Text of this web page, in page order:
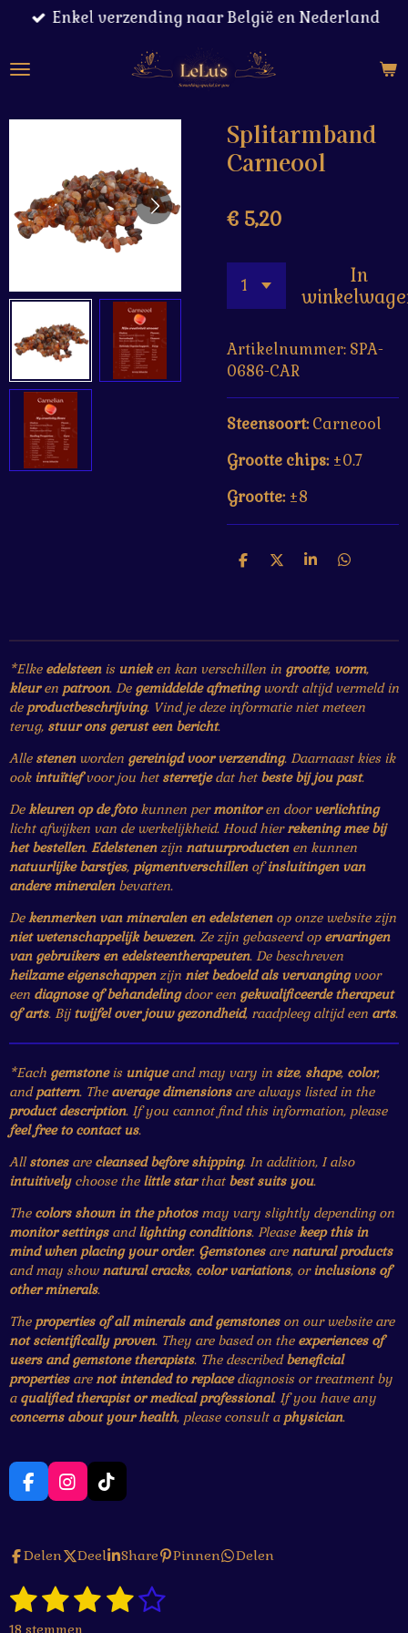
naar
Enkel verzending naar België en Nederland
Splitarmband
Carneool
€ 5,20
In
Artikelnummer: SPA-
0686-CAR
Steensoort:Carneool
Grootte chips: ±0.7
Grootte: ±8
D
D
S
D
*Elke edelsteenis unieken kan verschillen in grootte, vorm,
kleuren patroon. De gemiddelde afmetingwordt altijd vermeld in
de productbeschrijving. Vind je deze informatie niet meteen
terug, stuur ons gerust een bericht.
Alle stenenworden gereinigd voor verzending. Daarnaast kies ik
ook intuïtiefvoor jou het sterretjedat het beste bij jou past.
Dekleuren op de fotokunnen permonitoren doorverlichting
licht afwijken van de werkelijkheid. Houd hierrekening mee bij
het bestellen. Edelstenenzijn natuurproductenen kunnen
natuurlijke barstjes, pigmentverschillenofinsluitingen van
andere mineralenbevatten.
Dekenmerken van mineralen en edelstenenop onze website zijn
niet wetenschappelijk bewezen. Ze zijn gebaseerd op ervaringen
van gebruikers en edelsteentherapeuten. De beschreven
heilzame eigenschappenzijn niet bedoeld als vervangingvoor
een diagnose of behandelingdoor een gekwalificeerde therapeut
of arts. Bijtwijfel over jouw gezondheid, raadpleeg altijd een arts.
*Each gemstoneis uniqueand may vary in size, shape, color,
andpattern. The average dimensionsare always listed in the
product description. If you cannot find this information, please
feel free to contact us.
Allstonesare cleansed before shipping. In addition, I also
intuitivelychoose the little starthat best suits you.
The colors shown in the photosmay vary slightly depending on
monitor settingsandlighting conditions. Pleasekeep this in
mind when placing your order. Gemstonesarenatural products
and may shownatural cracks, color variations, orinclusions of
other minerals.
The properties of all minerals and gemstoneson our website are
not scientifically proven. They are based on the experiences of
users and gemstone therapists. The describedbeneficial
propertiesarenot intended to replacediagnosis or treatment by
a qualified therapist or medical professional. If you have any
concerns about your health, please consult a physician.
F
a
b
o
k
I
n
a
r
m
T
i
o
Delen Deel Share Pinnen Delen
R
a
1 2 3 4 5
S
18 stemmen